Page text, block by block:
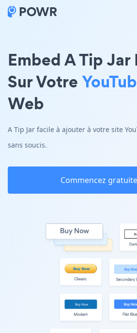
Embed A Tip Jar
Sur Votre
Web
A Tip Jar facile à ajouter à votre site
sans soucis.
Commencez